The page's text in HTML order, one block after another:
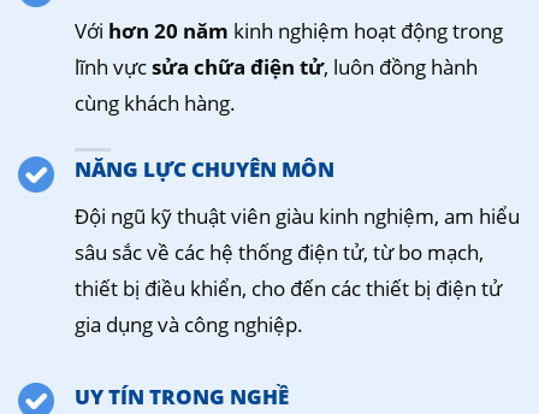
Với hơn 20 năm kinh nghiệm hoạt động trong
lĩnh vựcsửa chữa điện tử, luôn đồng hành
cùng khách hàng.
NĂNG LỰC CHUYÊN MÔN
Đội ngũ kỹ thuật viên giàu kinh nghiệm, am hiểu
sâu sắc về các hệ thống điện tử, từ bo mạch,
thiết bị điều khiển, cho đến các thiết bị điện tử
gia dụng và công nghiệp.
UY TÍN TRONG NGHỀ